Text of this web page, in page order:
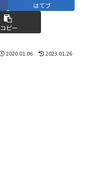
はてブ
コピー
2020.01.06 2023.01.26